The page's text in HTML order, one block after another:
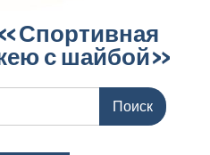
с шайбой»‎